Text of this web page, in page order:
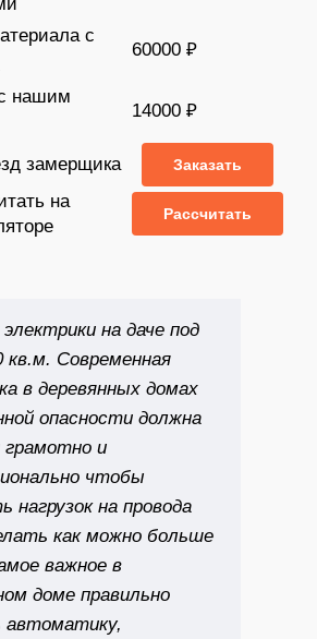
с
60000 ₽
нашим
14000 ₽
замерщика Заказать
на
Рассчитать
на даче под
кв.м. Современная
в деревянных домах
опасности должна
грамотно и
чтобы
нагрузок на провода
как можно больше
важное в
доме правильно
автоматику,